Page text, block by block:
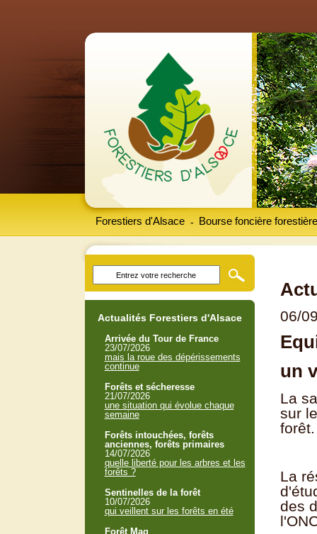
Forestiers d'Alsace Bourse foncière forestière
-
06/
un
La
sur
forêt.
La
des
Actualités Forestiers d'Alsace
Arrivée du Tour de France
23/07/2026
mais la roue des dépérissements
continue
Forêts et sécheresse
21/07/2026
une situation qui évolue chaque
semaine
Forêts intouchées, forêts
anciennes, forêts primaires
14/07/2026
quelle liberté pour les arbres et les
forêts ?
Sentinelles de la forêt
10/07/2026
qui veillent sur les forêts en été
Forêt Mag